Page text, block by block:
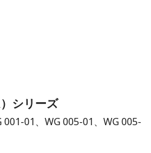
シリーズ
01、WG 005-01、WG 005-